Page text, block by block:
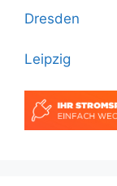
Dresden
Leipzig